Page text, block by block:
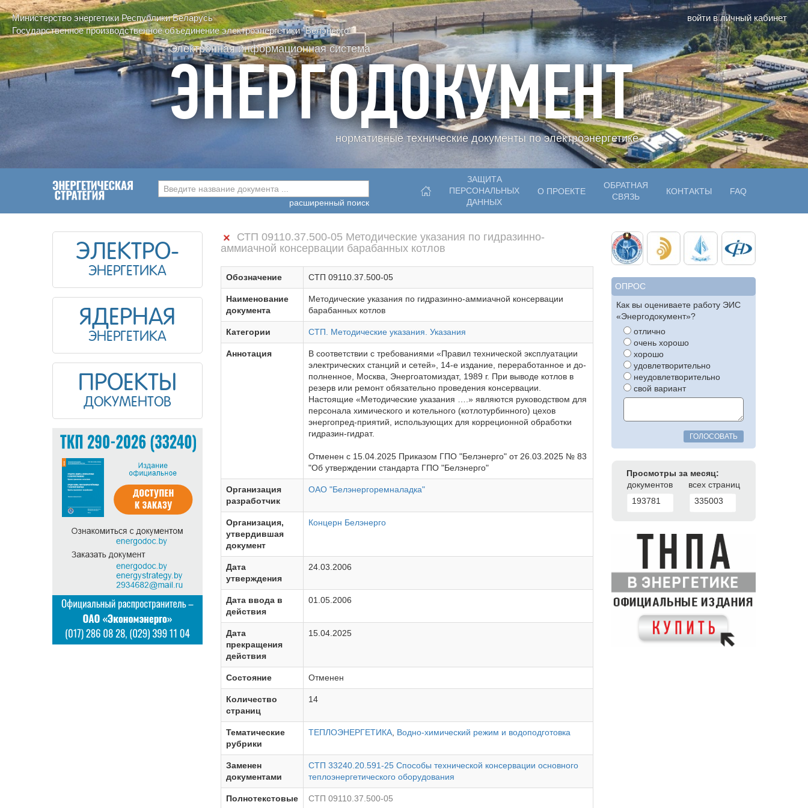
Министерство энергетики Республики Беларусь
Государственное производственное объединение электроэнергетики "Белэнерго"
войти в личный кабинет
Электронная информационная система
ЭНЕРГОДОКУМЕНТ
нормативные технические документы по электроэнергетике
Введите название документа ...
расширенный поиск
ЗАЩИТА
ПЕРСОНАЛЬНЫХ
ДАННЫХ
О ПРОЕКТЕ
ОБРАТНАЯ
СВЯЗЬ
КОНТАКТЫ FAQ
ЭЛЕКТРО-
ЭНЕРГЕТИКА
ЯДЕРНАЯ
ЭНЕРГЕТИКА
ПРОЕКТЫ
ДОКУМЕНТОВ
СТП 09110.37.500-05 Методические указания по гидразинно-
аммиачной консервации барабанных котлов
Обозначение СТП 09110.37.500-05
Наименование
документа
Методические указания по гидразинно-аммиачной консервации
барабанных котлов
Категории СТП. Методические указания. Указания
Аннотация
В соответствии с требованиями «Правил технической эксплуатации
электрических станций и сетей», 14-е издание, переработанное и до-
полненное, Москва, Энергоатомиздат, 1989 г. При выводе котлов в
резерв или ремонт обязательно проведения консервации.
Настоящие «Методические указания ….» являются руководством для
персонала химического и котельного (котлотурбинного) цехов
энергопред-приятий, использующих для корреционной обработки
гидразин-гидрат.
Отменен с 15.04.2025 Приказом ГПО "Белэнерго" от 26.03.2025 № 83
"Об утверждении стандарта ГПО "Белэнерго"
Организация
разработчик
ОАО "Белэнергоремналадка"
Организация,
утвердившая
документ
Концерн Белэнерго
Дата
утверждения
24.03.2006
Дата ввода в
действия
01.05.2006
Дата
прекращения
действия
15.04.2025
Состояние Отменен
Количество
страниц
14
Тематические
рубрики
ТЕПЛОЭНЕРГЕТИКА, Водно-химический режим и водоподготовка
Заменен
документами
СТП 33240.20.591-25 Способы технической консервации основного
теплоэнергетического оборудования
Полнотекстовые
СТП 09110.37.500-05
ОПРОС
Как вы оцениваете работу ЭИС
«Энергодокумент»?
отлично
очень хорошо
хорошо
удовлетворительно
неудовлетворительно
свой вариант
ГОЛОСОВАТЬ
Просмотры за месяц:
документов
всех страниц
193781
335003